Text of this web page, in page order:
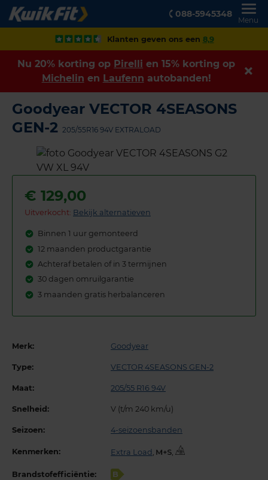
088-5945348
Menu
Klanten geven ons een 8,9
Nu 20% korting op Pirelli en 15% korting op
Michelin en Laufenn autobanden!
Goodyear VECTOR 4SEASONS
GEN-2 205/55R16 94V EXTRALOAD
€ 129,00
Uitverkocht: Bekijk alternatieven
Binnen 1 uur gemonteerd
12 maanden productgarantie
Achteraf betalen of in 3 termijnen
30 dagen omruilgarantie
3 maanden gratis herbalanceren
Merk: Goodyear
Type: VECTOR 4SEASONS GEN-2
Maat: 205/55 R16 94V
Snelheid: V (t/m 240 km/u)
Seizoen: 4-seizoensbanden
Kenmerken: Extra Load , ,
Brandstofefficiëntie: B